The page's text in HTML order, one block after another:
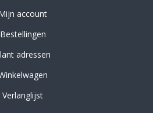
account
Bestellingen
adressen
Verlanglijst